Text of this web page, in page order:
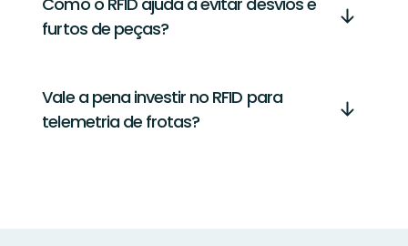
furtos de peças?
Vale a pena investir no RFID para
telemetria de frotas?